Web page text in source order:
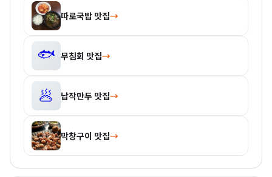
따로국밥 맛집→
🐟 무침회 맛집→
🥟 납작만두 맛집→
막창구이 맛집→